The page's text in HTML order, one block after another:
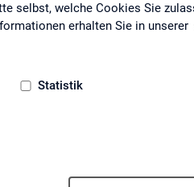
selbst, welche Cookies Sie
erhalten Sie in unserer
Statistik